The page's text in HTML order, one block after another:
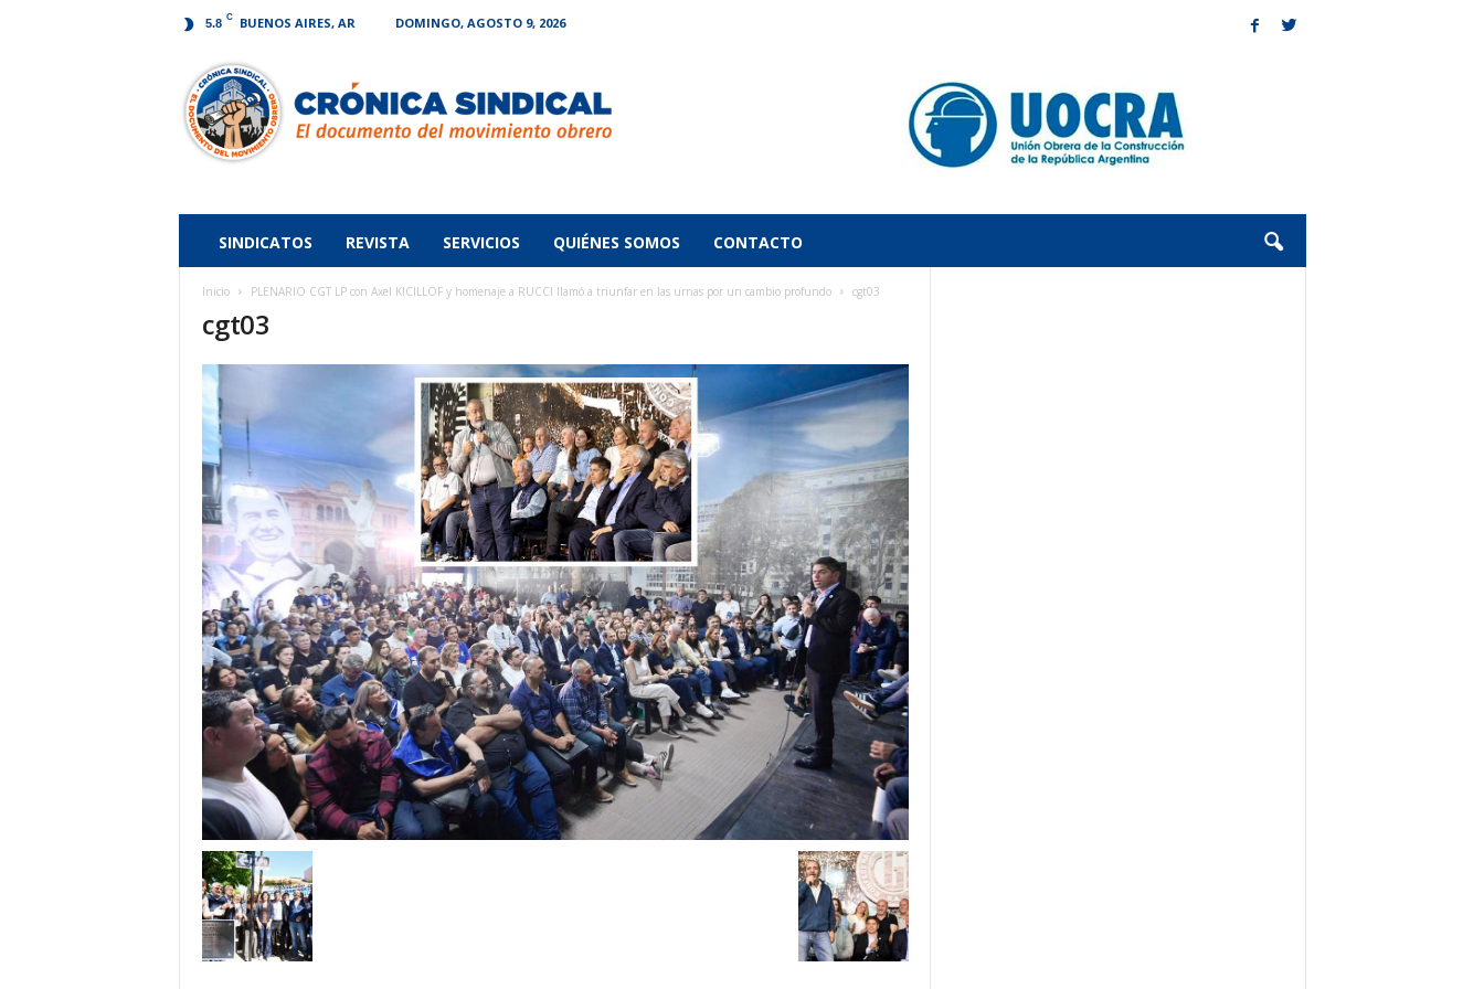
5.8 C BUENOS AIRES, AR DOMINGO, AGOSTO 9, 2026
Sindical
SINDICATOS REVISTA SERVICIOS QUIÉNES SOMOS CONTACTO
Inicio PLENARIO CGT LP con Axel KICILLOF y homenaje a RUCCI llamó a triunfar en las urnas por un cambio profundo cgt03
cgt03